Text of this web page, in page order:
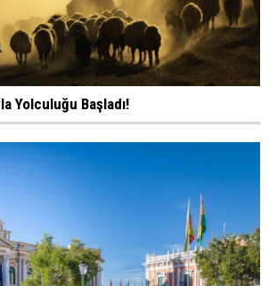
Yolculuğu Başladı!